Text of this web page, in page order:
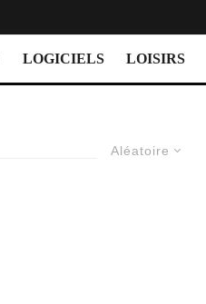
LOGICIELS LOISIRS
Aléatoire